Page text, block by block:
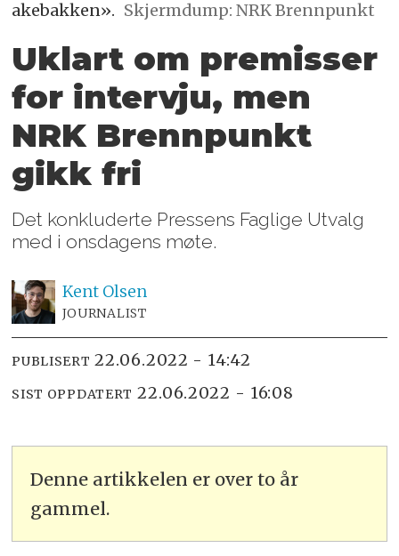
akebakken». Skjermdump: NRK Brennpunkt
Uklart om premisser
for intervju, men
NRK Brennpunkt
gikk fri
Det konkluderte Pressens Faglige Utvalg
med i onsdagens møte.
Kent Olsen
JOURNALIST
PUBLISERT 22.06.2022 - 14:42
SIST OPPDATERT 22.06.2022 - 16:08
Denne artikkelen er over to år
gammel.